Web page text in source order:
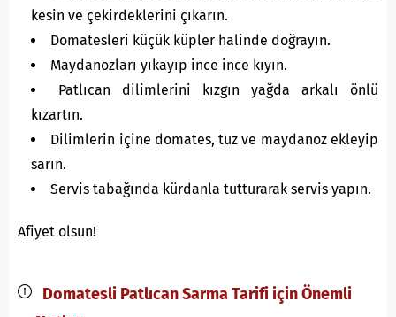
kesin ve çekirdeklerini çıkarın.
Domatesleri küçük küpler halinde doğrayın.
Maydanozları yıkayıp ince ince kıyın.
Patlıcan dilimlerini kızgın yağda arkalı önlü
kızartın.
Dilimlerin içine domates, tuz ve maydanoz ekleyip
sarın.
Servis tabağında kürdanla tutturarak servis yapın.
Afiyet olsun!
Domatesli Patlıcan Sarma Tarifi için Önemli